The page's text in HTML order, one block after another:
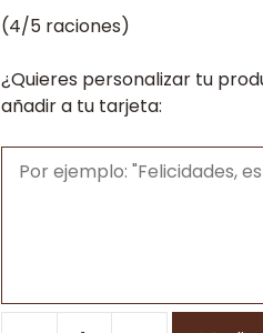
(4/5 raciones)
¿Quieres personalizar tu
añadir a tu tarjeta: